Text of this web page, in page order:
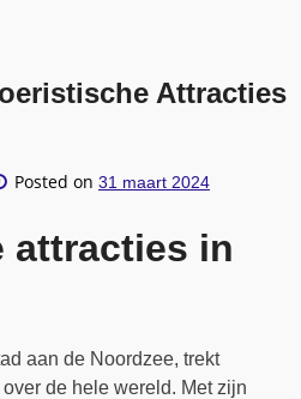
Attracties
Posted on 31 maart 2024
attracties in
aan de Noordzee, trekt
de hele wereld. Met zijn